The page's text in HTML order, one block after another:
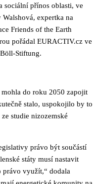
sociální přínos oblasti, ve
expertka na
Friends of the Earth
pořádal EURACTIV.cz ve
Stiftung.
do roku 2050 zapojit
stalo, uspokojilo by to
studie nizozemské
právo být součástí
státy musí nastavit
využít,“ dodala